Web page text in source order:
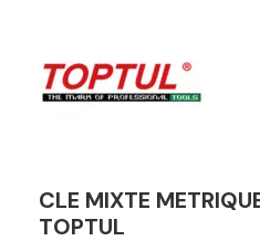
CLE MIXTE
TOPTUL